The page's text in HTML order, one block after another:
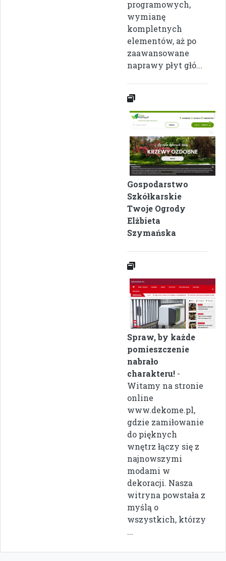
programowych,
wymianę
kompletnych
elementów, aż po
zaawansowane
naprawy płyt głó...
Gospodarstwo
Szkółkarskie
Twoje Ogrody
Elżbieta
Szymańska
Spraw, by każde
pomieszczenie
nabrało
charakteru! -
Witamy na stronie
online
www.dekome.pl,
gdzie zamiłowanie
do pięknych
wnętrz łączy się z
najnowszymi
modami w
dekoracji. Nasza
witryna powstała z
myślą o
wszystkich, którzy
...